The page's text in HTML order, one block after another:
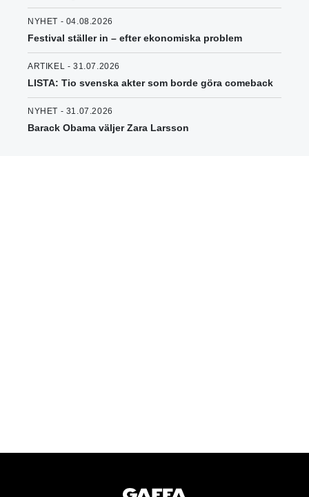
NYHET - 04.08.2026
Festival ställer in – efter ekonomiska problem
ARTIKEL - 31.07.2026
LISTA: Tio svenska akter som borde göra comeback
NYHET - 31.07.2026
Barack Obama väljer Zara Larsson